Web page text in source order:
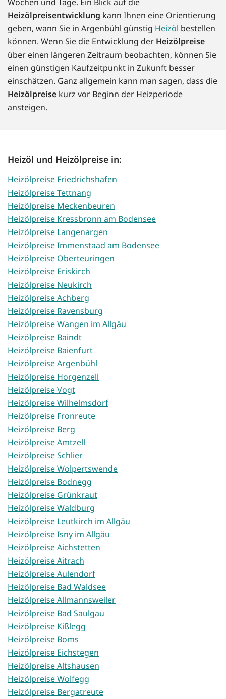
Heizölpreisentwicklung kann Ihnen eine Orientierung
geben, wann Sie in Argenbühl günstig Heizöl bestellen
können. Wenn Sie die Entwicklung der Heizölpreise
über einen längeren Zeitraum beobachten, können Sie
einen günstigen Kaufzeitpunkt in Zukunft besser
einschätzen. Ganz allgemein kann man sagen, dass die
Heizölpreise kurz vor Beginn der Heizperiode
ansteigen.
Heizöl und Heizölpreise in:
Heizölpreise Friedrichshafen
Heizölpreise Tettnang
Heizölpreise Meckenbeuren
Heizölpreise Kressbronn am Bodensee
Heizölpreise Langenargen
Heizölpreise Immenstaad am Bodensee
Heizölpreise Oberteuringen
Heizölpreise Eriskirch
Heizölpreise Neukirch
Heizölpreise Achberg
Heizölpreise Ravensburg
Heizölpreise Wangen im Allgäu
Heizölpreise Baindt
Heizölpreise Baienfurt
Heizölpreise Argenbühl
Heizölpreise Horgenzell
Heizölpreise Vogt
Heizölpreise Wilhelmsdorf
Heizölpreise Fronreute
Heizölpreise Berg
Heizölpreise Amtzell
Heizölpreise Schlier
Heizölpreise Wolpertswende
Heizölpreise Bodnegg
Heizölpreise Grünkraut
Heizölpreise Waldburg
Heizölpreise Leutkirch im Allgäu
Heizölpreise Isny im Allgäu
Heizölpreise Aichstetten
Heizölpreise Aitrach
Heizölpreise Aulendorf
Heizölpreise Bad Waldsee
Heizölpreise Allmannsweiler
Heizölpreise Bad Saulgau
Heizölpreise Kißlegg
Heizölpreise Boms
Heizölpreise Eichstegen
Heizölpreise Altshausen
Heizölpreise Wolfegg
Heizölpreise Bergatreute